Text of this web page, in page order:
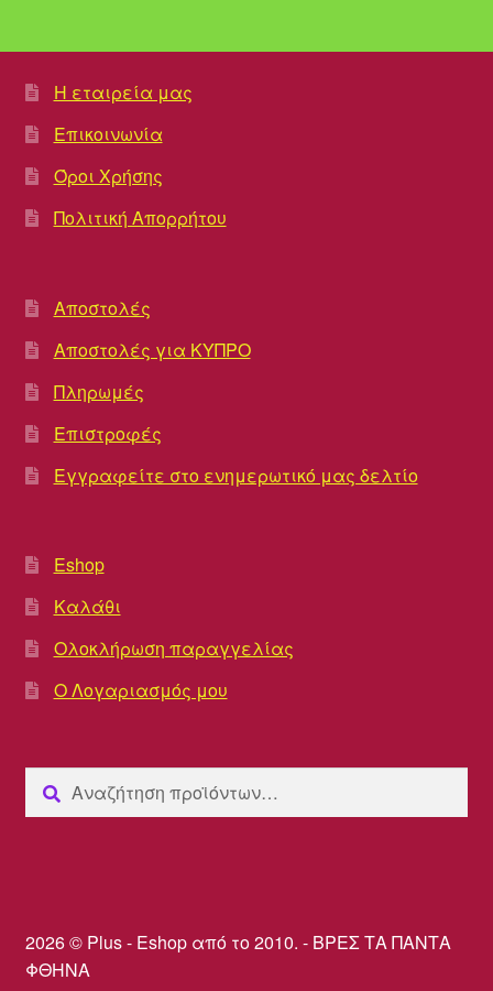
Η εταιρεία μας
Επικοινωνία
Όροι Χρήσης
Πολιτική Απορρήτου
Αποστολές
Αποστολές για ΚΥΠΡΟ
Πληρωμές
Επιστροφές
Εγγραφείτε στο ενημερωτικό μας δελτίο
Eshop
Καλάθι
Ολοκλήρωση παραγγελίας
Ο Λογαριασμός μου
Αναζήτηση
για:
Αναζήτηση
2026 © Plus - Eshop από το 2010. - ΒΡΕΣ ΤΑ ΠΑΝΤΑ
ΦΘΗΝΑ